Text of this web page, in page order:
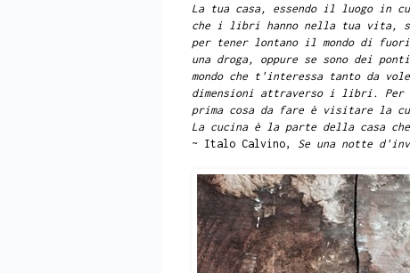
La tua casa, essendo il luogo in
che i libri hanno nella tua vita,
per tener lontano il mondo di
una droga, oppure se sono dei
mondo che t'interessa tanto da
dimensioni attraverso i libri. Per
prima cosa da fare è visitare la
La cucina è la parte della casa
~ Italo Calvino, Se una notte